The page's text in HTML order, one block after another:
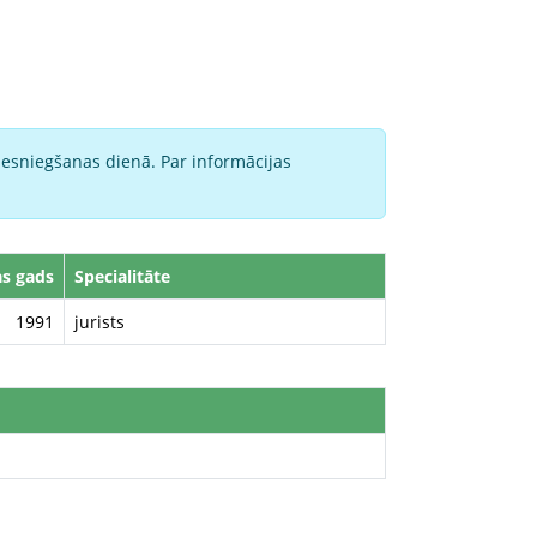
dienā. Par informācijas
gads
Specialitāte
1991
jurists